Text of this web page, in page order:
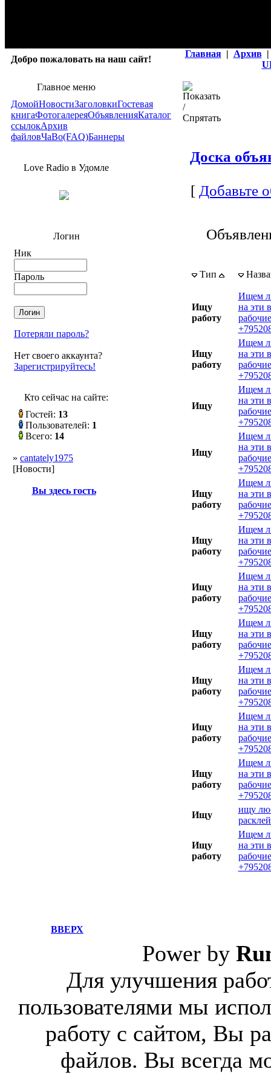
Добро пожаловать на наш сайт!
Главная | Архив |
Главное меню
ДомойНовостиЗаголовкиГостевая
книгаФотогалереяОбъявленияКаталог
ссылокАрхив
файловЧаВо(FAQ)Баннеры
Love Radio в Удомле
Логин
Ник
Пароль
Потеряли пароль?
Нет своего аккаунта?
Зарегистрируйтесь!
Кто сейчас на сайте:
Гостей: 13
Пользователей: 1
Всего: 14
» cantately1975
[Новости]
Вы здесь гость
Доска
[ Добавьте
Тип
Ищу
работу
Ищем
на эти
Ищу
работу
Ищем
на эти
Ищу
Ищем
на эти
Ищу
Ищем
на эти
Ищу
работу
Ищем
на эти
Ищу
работу
Ищем
на эти
Ищу
работу
Ищем
на эти
Ищу
работу
Ищем
на эти
Ищу
работу
Ищем
на эти
Ищу
работу
Ищем
на эти
Ищу
работу
Ищем
на эти
Ищу
ищу
Ищу
работу
Ищем
на эти
ВВЕРХ
Power by
Для улучшения
пользователями мы
работу с сайтом, Вы
файлов. Вы всегда